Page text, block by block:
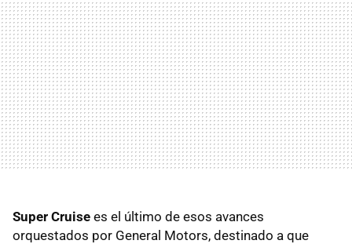
Super Cruise es el último de esos avances
orquestados por General Motors, destinado a que